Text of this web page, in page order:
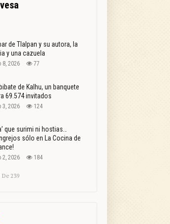
de Tlalpan y su autora, la
y una cazuela
8, 2026 77
de Kalhu, un banquete
69.574 invitados
3, 2026 124
que surimi ni hostias…
sólo en La Cocina de
2, 2026 184
De 239